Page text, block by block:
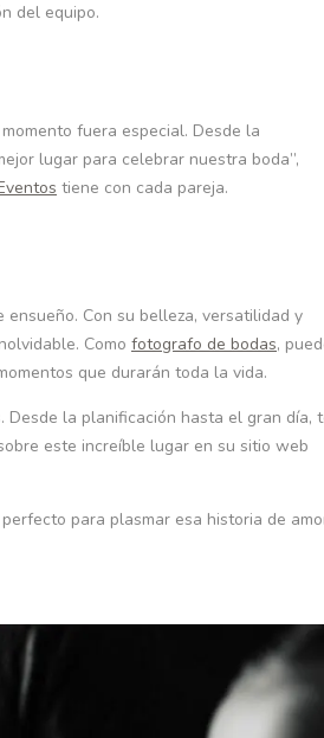
del equipo.
fuera especial. Desde la
lugar para celebrar nuestra boda”,
tiene con cada pareja.
Con su belleza, versatilidad y
Como fotografo de bodas,
que durarán toda la vida.
la planificación hasta el gran día,
este increíble lugar en su sitio web
para plasmar esa historia de